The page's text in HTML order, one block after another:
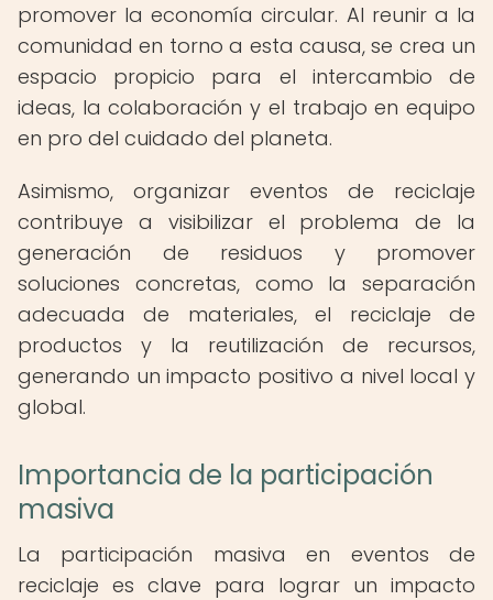
promover la economía circular. Al reunir a la
comunidad en torno a esta causa, se crea un
espacio propicio para el intercambio de
ideas, la colaboración y el trabajo en equipo
en pro del cuidado del planeta.
Asimismo, organizar eventos de reciclaje
contribuye a visibilizar el problema de la
generación de residuos y promover
soluciones concretas, como la separación
adecuada de materiales, el reciclaje de
productos y la reutilización de recursos,
generando un impacto positivo a nivel local y
global.
Importancia de la participación
masiva
La participación masiva en eventos de
reciclaje es clave para lograr un impacto